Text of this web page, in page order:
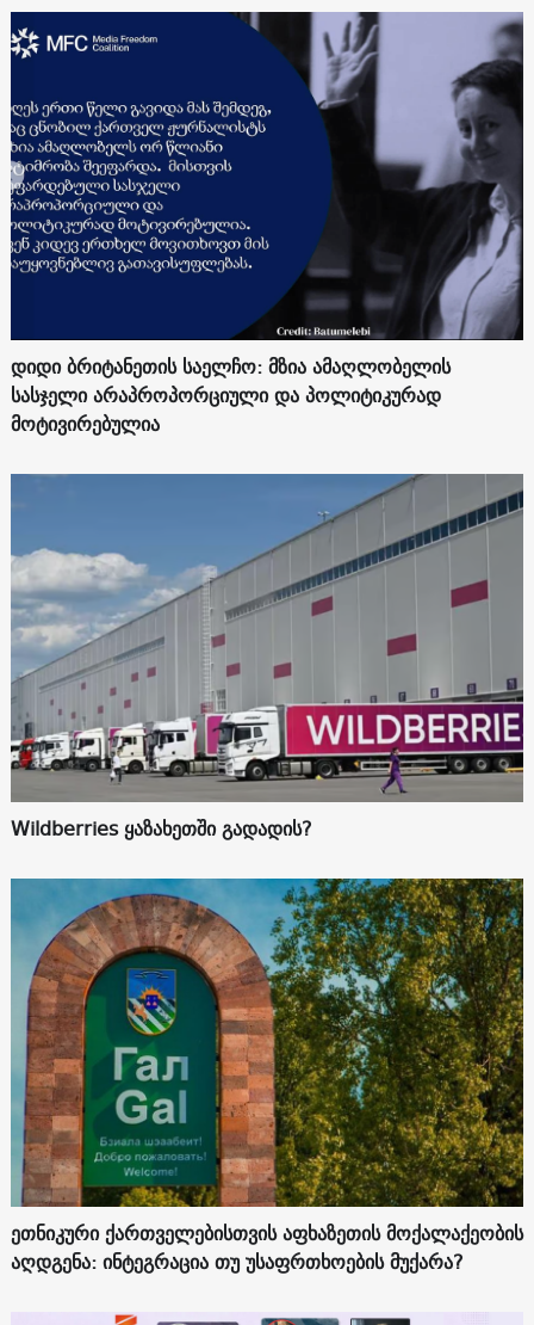
დიდი ბრიტანეთის საელჩო: მზია ამაღლობელის
სასჯელი არაპროპორციული და პოლიტიკურად
მოტივირებულია
Wildberries ყაზახეთში გადადის?
ეთნიკური ქართველებისთვის აფხაზეთის მოქალაქეობის
აღდგენა: ინტეგრაცია თუ უსაფრთხოების მუქარა?